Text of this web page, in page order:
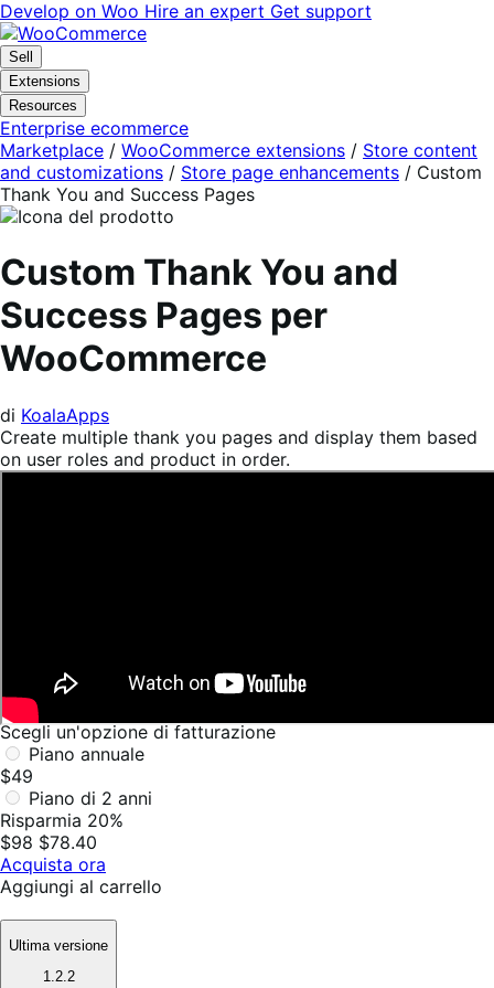
Vai
alla
navigazione
Vai
al
contenuto
Develop on Woo Hire an expert Get support
Sell
Extensions
Resources
Enterprise ecommerce
Marketplace / WooCommerce extensions / Store content
and customizations / Store page enhancements / Custom
Thank You and Success Pages
Custom Thank You and
Success Pages per
WooCommerce
di KoalaApps
Create multiple thank you pages and display them based
on user roles and product in order.
Scegli un'opzione di fatturazione
Piano annuale
$49
Piano di 2 anni
Risparmia 20%
$98 $78.40
Acquista ora
Aggiungi al carrello
Ultima versione
1.2.2